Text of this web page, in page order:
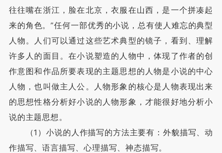
往往嘴在浙江，脸在北京，衣服在山西，是一个拼凑起
来的角色。”任何一部优秀的小说，总有使人难忘的典型
人物。人们可以通过这些艺术典型的镜子，看到、理解
许多人的面目。在小说塑造的人物中，体现了作者的创
作意图和作品所要表现的主题思想的人物是小说的中心
人物，也叫做主人公。人物形象的核心是人物表现出来
的思想性格分析好小说的人物形象，才能很好地分析小
说的主题思想。
（1）小说的人作描写的方法主要有：外貌描写、动
作描写、语言描写、心理描写、神态描写。